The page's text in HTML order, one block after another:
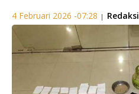
4 Februari 2026 -07:28 | Redaksi